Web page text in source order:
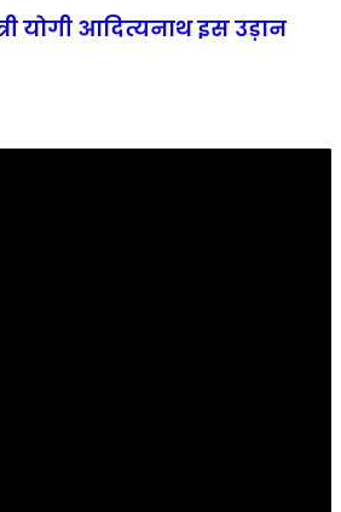
योगी आदित्यनाथ इस उड़ान